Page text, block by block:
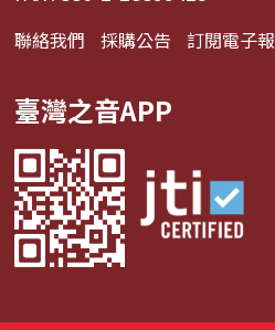
聯絡我們 採購公告 訂閱電子報
臺灣之音APP